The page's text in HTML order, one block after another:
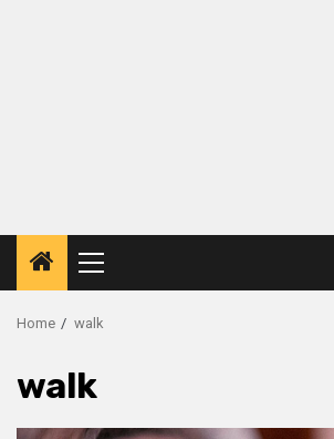
Primary
Menu
Home walk
walk